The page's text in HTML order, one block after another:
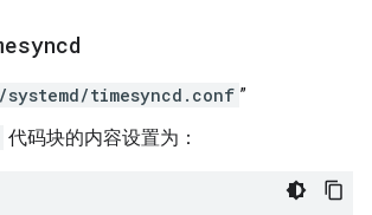
timesyncd.conf ”
代码块的内容设置为：